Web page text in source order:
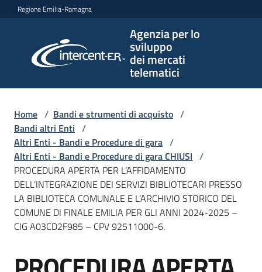
Vai al contenuto
Vai alla navigazione
Vai al footer
Regione Emilia-Romagna
Agenzia per lo
sviluppo
dei mercati
telematici
per lo
sviluppo
telematici
L'Agenzia
Bandi
e
di
Home / Bandi e strumenti di acquisto /
Bandi altri Enti /
Altri Enti - Bandi e Procedure di gara /
Altri Enti - Bandi e Procedure di gara CHIUSI /
PROCEDURA APERTA PER L’AFFIDAMENTO
DELL’INTEGRAZIONE DEI SERVIZI BIBLIOTECARI PRESSO
LA BIBLIOTECA COMUNALE E L’ARCHIVIO STORICO DEL
COMUNE DI FINALE EMILIA PER GLI ANNI 2024-2025 –
CIG A03CD2F985 – CPV 92511000-6.
Salta al contenuto